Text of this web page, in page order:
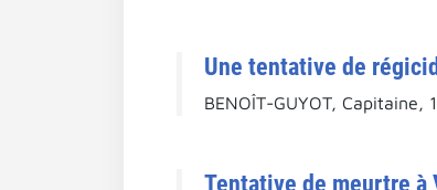
Une tentative de
BENOÎT-GUYOT, Capitaine,
Tentative de meurtre à